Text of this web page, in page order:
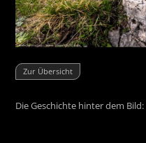
Zur Übersicht
Die Geschichte hinter dem Bild: